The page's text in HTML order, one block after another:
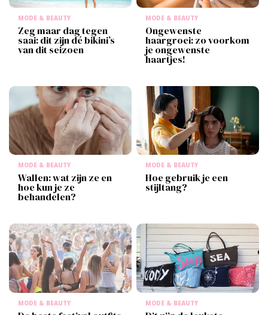
MODE & BEAUTY
Zeg maar dag tegen
saai: dit zijn dé bikini’s
van dit seizoen
MODE & BEAUTY
Ongewenste
haargroei: zo voorkom
je ongewenste
haartjes!
MODE & BEAUTY
Wallen: wat zijn ze en
hoe kun je ze
behandelen?
MODE & BEAUTY
Hoe gebruik je een
stijltang?
MODE & BEAUTY MODE & BEAUTY